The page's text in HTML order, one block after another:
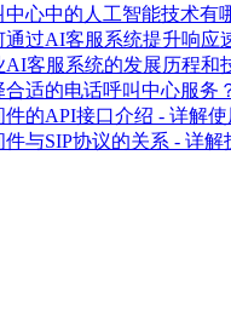
中心中的人工智能技术有
通过AI客服系统提升响应
AI客服系统的发展历程和
合适的电话呼叫中心服务
件的API接口介绍 - 详解
件与SIP协议的关系 - 详解